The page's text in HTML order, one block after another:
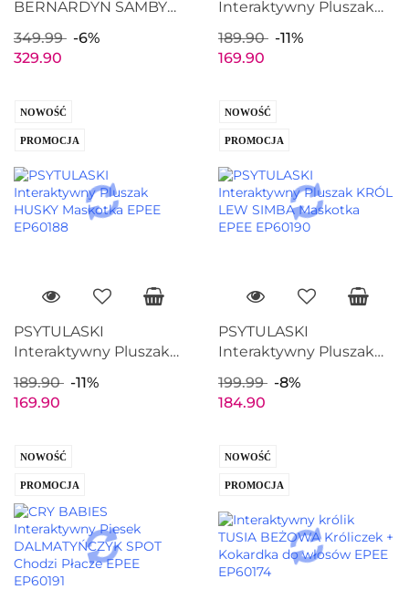
BERNARDYN SAMBY
EPEE EP03197
349.99
-6%
329.90
Interaktywny Pluszak
Maskotka EPEE
EP60186
189.90
-11%
169.90
NOWOŚĆ
PROMOCJA
PSYTULASKI
Interaktywny Pluszak
Maskotka EPEE
EP60188
189.90
-11%
169.90
NOWOŚĆ
PROMOCJA
PSYTULASKI
Interaktywny Pluszak
Maskotka EPEE
EP60190
199.99
-8%
184.90
NOWOŚĆ
PROMOCJA
NOWOŚĆ
PROMOCJA